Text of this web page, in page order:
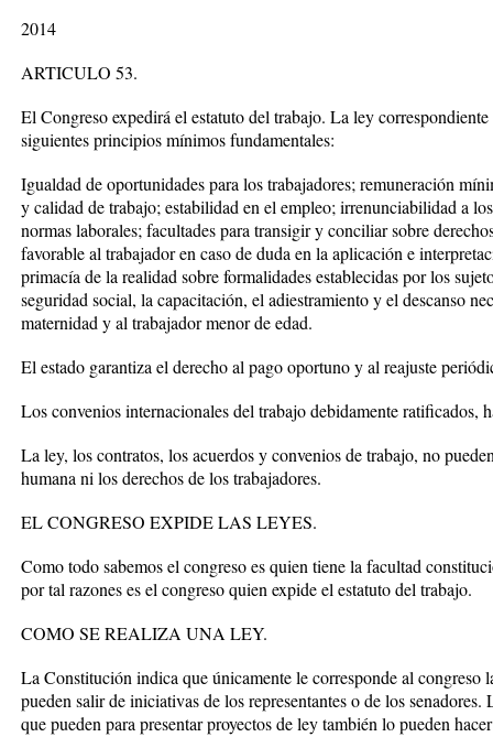
2014
ARTICULO 53.
El Congreso expedirá el estatuto del trabajo. La ley
siguientes principios mínimos fundamentales:
Igualdad de oportunidades para los trabajadores; remuneración
y calidad de trabajo; estabilidad en el empleo; irrenunciabilidad a
normas laborales; facultades para transigir y conciliar sobre
favorable al trabajador en caso de duda en la aplicación e
primacía de la realidad sobre formalidades establecidas por los
seguridad social, la capacitación, el adiestramiento y el descanso
maternidad y al trabajador menor de edad.
El estado garantiza el derecho al pago oportuno y al reajuste
Los convenios internacionales del trabajo debidamente ratificados,
La ley, los contratos, los acuerdos y convenios de trabajo, no
humana ni los derechos de los trabajadores.
EL CONGRESO EXPIDE LAS LEYES.
Como todo sabemos el congreso es quien tiene la facultad
por tal razones es el congreso quien expide el estatuto del trabajo.
COMO SE REALIZA UNA LEY.
La Constitución indica que únicamente le corresponde al congreso
pueden salir de iniciativas de los representantes o de los senadores.
que pueden para presentar proyectos de ley también lo pueden